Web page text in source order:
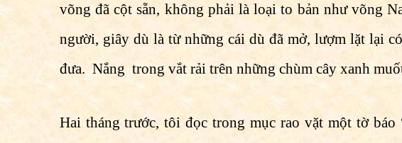
võng đã cột sẵn, không phải là loại to bản như võng
người, giây dù là từ những cái dù đã mở, lượm lặt lại
đưa. Nắng trong vắt rải trên những chùm cây xanh
Hai tháng trước, tôi đọc trong mục rao vặt một tờ